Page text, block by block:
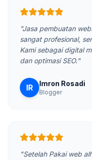
"Jasa pembuatan
sangat profesional,
Kami sebagai digital
dan optimasi SEO."
IR Imron Rosadi
Blogger
"Setelah Pakai web